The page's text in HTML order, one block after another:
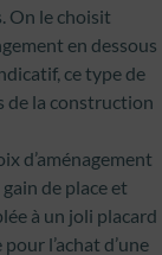
On le choisit
en dessous
ce type de
de la construction
d’aménagement
de place et
à un joli placard
l’achat d’une